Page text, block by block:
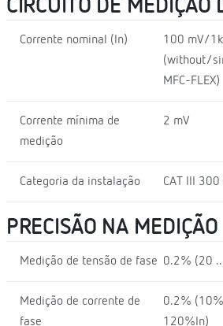
CIRCUITO DE MEDIÇÃO
Corrente nominal (In)
100 mV/
(without/
MFC-FLEX)
Corrente mínima de
medição
2 mV
Categoria da instalação CAT III 300
PRECISÃO NA MEDIÇÃO
Medição de tensão de fase 0.2% (20
Medição de corrente de
fase
0.2%
120%In)